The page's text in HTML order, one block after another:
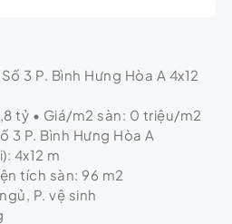
3 P. Bình Hưng Hòa A 4x12
tỷ • Giá/m2 sàn: 0 triệu/m2
P. Bình Hưng Hòa A
4x12 m
tích sàn: 96 m2
P. vệ sinh